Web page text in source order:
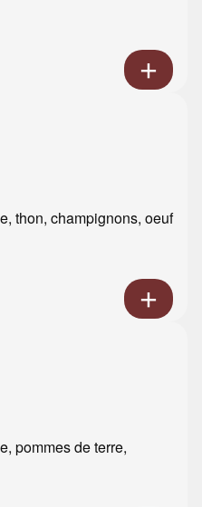
thon, champignons, oeuf
pommes de terre,